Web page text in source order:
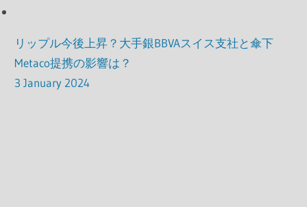
リップル今後上昇？大手銀BBVAスイス支社と傘下
Metaco提携の影響は？
3 January 2024